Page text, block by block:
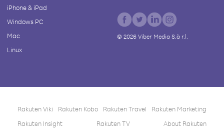
iPhone & iPad
Windows PC
Mac
Linux
© 2026Viber Media S.à r.l.
Rakuten Viki Rakuten Kobo Rakuten Travel
Rakuten Marketing
Rakuten Insight
Rakuten TV About Rakuten